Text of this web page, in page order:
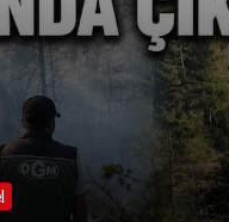
Gece Modu
modunu seçin.
Sistem Modu
Sistem modunu seçin.